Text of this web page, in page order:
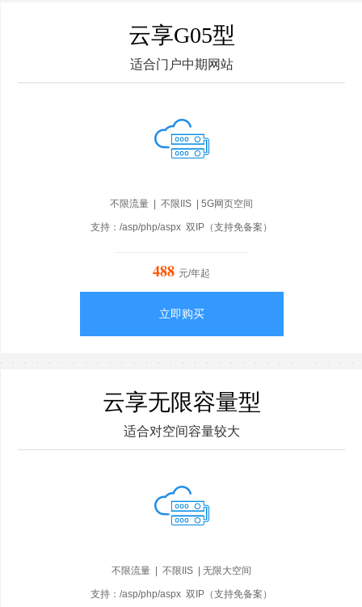
云享G05型
适合门户中期网站
不限流量 | 不限IIS | 5G网页空间
支持：/asp/php/aspx 双IP（支持免备案）
488 元/年起
立即购买
云享无限容量型
适合对空间容量较大
不限流量 | 不限IIS | 无限大空间
支持：/asp/php/aspx 双IP（支持免备案）